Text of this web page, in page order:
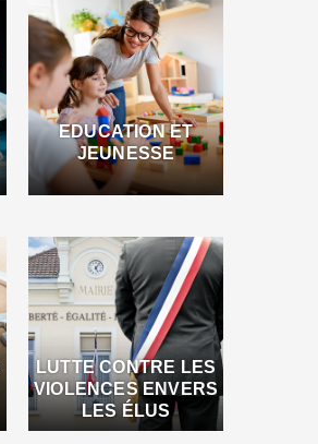
EDUCATION ET
JEUNESSE
LUTTE CONTRE LES
VIOLENCES ENVERS
LES ÉLUS